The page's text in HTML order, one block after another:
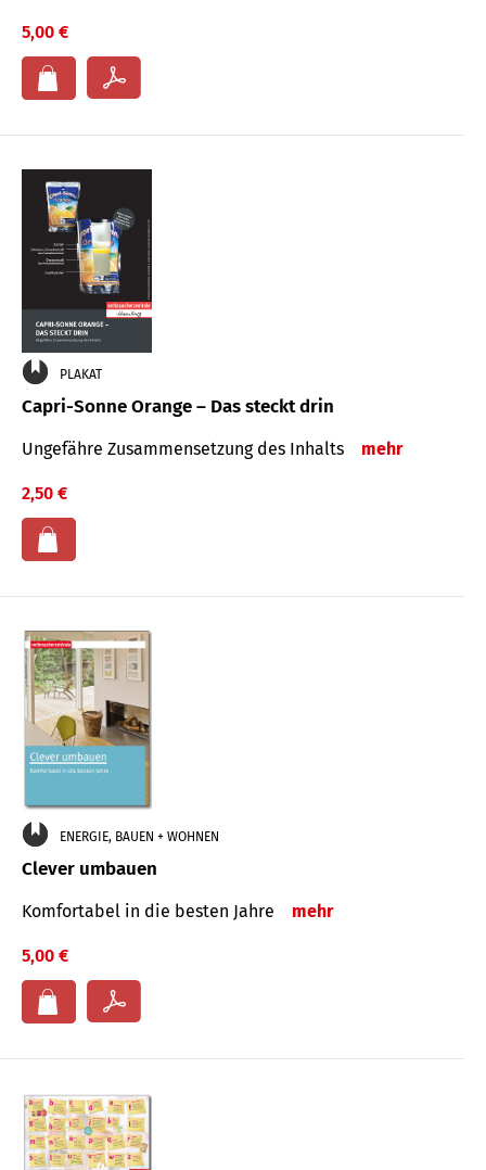
5,00 €
PLAKAT
Capri-Sonne Orange – Das steckt drin
Ungefähre Zu­sammen­setzung des Inhalts mehr
2,50 €
ENERGIE, BAUEN + WOHNEN
Clever umbauen
Komfortabel in die besten Jahre mehr
5,00 €